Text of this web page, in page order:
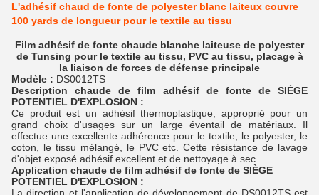
L'adhésif chaud de fonte de polyester blanc laiteux couvre
100 yards de longueur pour le textile au tissu
Film adhésif de fonte chaude blanche laiteuse de polyester
de Tunsing pour le textile au tissu, PVC au tissu, placage à
la liaison de forces de défense principale
Modèle : DS0012TS
Description
chaude de film adhésif de fonte de SIÈGE
POTENTIEL D'EXPLOSION :
Ce produit est un adhésif thermoplastique, approprié pour un
grand choix d'usages sur un large éventail de matériaux. Il
effectue une excellente adhérence pour le textile, le polyester, le
coton, le tissu mélangé, le PVC etc. Cette résistance de lavage
d'objet exposé adhésif excellent et de nettoyage à sec.
Application chaude de film adhésif de fonte de SIÈGE
POTENTIEL D'EXPLOSION :